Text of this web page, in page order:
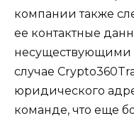
компании также
ее контактные
несуществующими
случае
юридического
команде, что еще